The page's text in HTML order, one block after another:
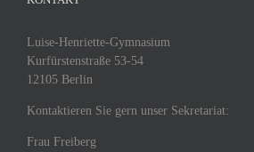
Luise-Henriette-Gymnasium
Kurfürstenstraße 53-54
12105 Berlin
Kontaktieren Sie gern unser Sekretariat:
Frau Freiberg